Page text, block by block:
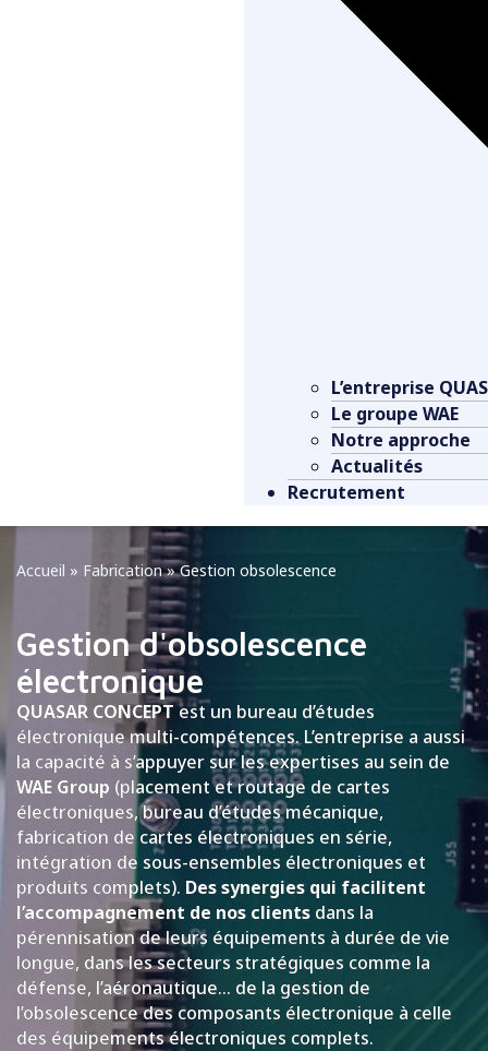
L’entreprise
Le groupe WAE
Notre approche
Actualités
Recrutement
Accueil » Fabrication»Gestion obsolescence
Gestion d'obsolescence
électronique
QUASAR CONCEPTest un bureau d’études
électronique multi-compétences. L’entreprise a aussi
la capacité à s’appuyer sur les expertises au sein de
WAE Group (placement et routage de cartes
électroniques, bureau d’études mécanique,
fabrication de cartes électroniques en série,
intégration de sous-ensembles électroniques et
produits complets). Des synergies qui facilitent
l’accompagnement de nos clients dans la
pérennisation de leurs équipements à durée de vie
longue, dans les secteurs stratégiques comme la
défense, l’aéronautique… de la gestion de
l’obsolescence des composants électronique à celle
des équipements électroniques complets.